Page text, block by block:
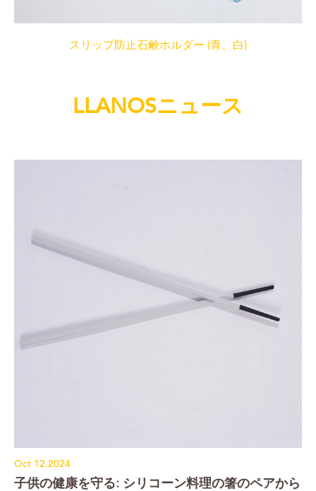
スリップ防止石鹸ホルダー (青、白)
LLANOSニュース
Oct 12.2024
子供の健康を守る: シリコーン料理の箸のペアから